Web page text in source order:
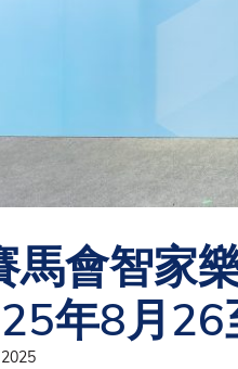
馬會智家
年8月26